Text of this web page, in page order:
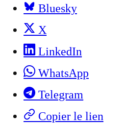
Bluesky
X
LinkedIn
WhatsApp
Telegram
Copier le lien